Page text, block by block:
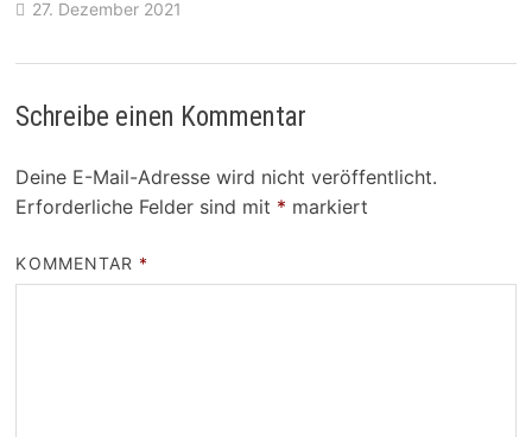
27. Dezember 2021
Schreibe einen Kommentar
Deine E-Mail-Adresse wird nicht veröffentlicht.
Erforderliche Felder sind mit * markiert
KOMMENTAR *